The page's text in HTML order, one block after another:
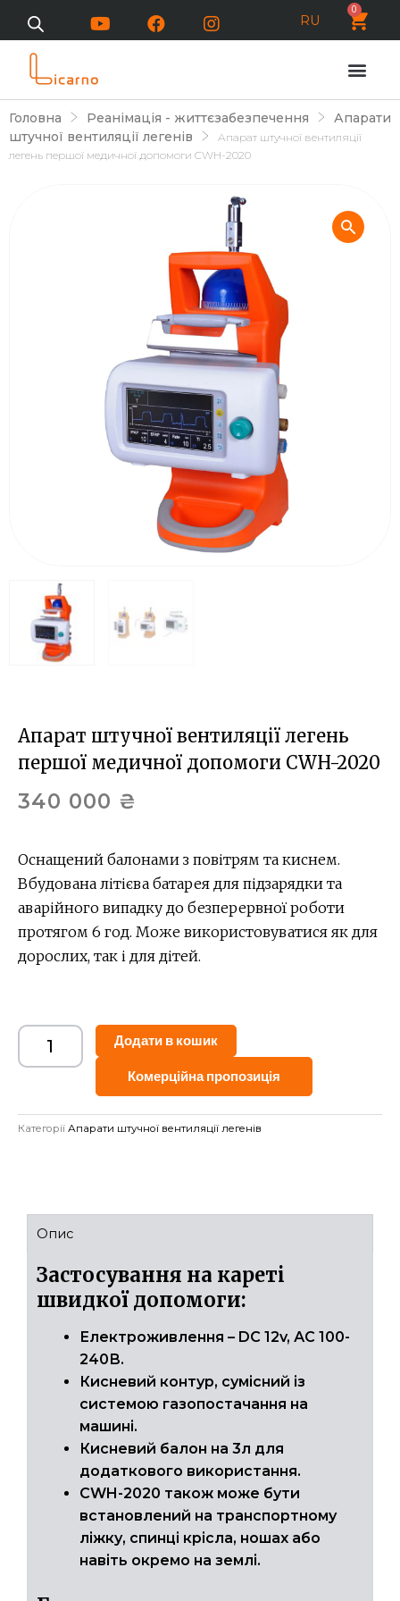
RU
0
Головна Реанімація - життєзабезпечення
Апарати
штучної вентиляції легенів
Апарат штучної вентиляції
легень першої медичної допомоги CWH-2020
Апарат штучної вентиляції легень
першої медичної допомоги CWH-2020
340 000 ₴
Оснащений балонами з повітрям та киснем.
Вбудована літієва батарея для підзарядки та
аварійного випадку до безперервної роботи
протягом 6 год. Може використовуватися як для
дорослих, так і для дітей.
Додати в кошик
Комерційна пропозиція
Категорії Апарати штучної вентиляції легенів
Опис
Застосування на кареті
швидкої допомоги:
Електроживлення – DC 12v, АС 100-
240В.
Кисневий контур, сумісний із
системою газопостачання на
машині.
Кисневий балон на 3л для
додаткового використання.
CWH-2020 також може бути
встановлений на транспортному
ліжку, спинці крісла, ношах або
навіть окремо на землі.